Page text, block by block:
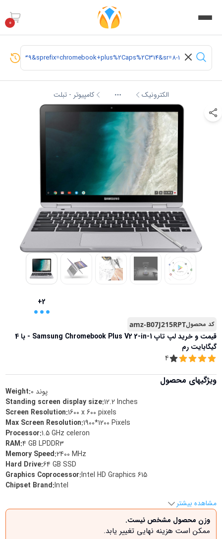
0
الکترونیک More کامپیوتر - تبلت
+2
...
کد محصولamz-B07J215RPT
قیمت و خرید
لپ تاپ Samsung Chromebook Plus V2 2-in-1 - با 4
گیگابایت رم
4
ویژگیهای محصول
Weight:0 پوند
Standing screen display size:‎12.2 Inches
Screen Resolution:‎1600 x 600 pixels
Max Screen Resolution:‎1900*1200 Pixels
Processor:‎1.5 GHz celeron
RAM:‎4 GB LPDDR3
Memory Speed:‎2400 MHz
Hard Drive:‎64 GB SSD
Graphics Coprocessor:‎Intel HD Graphics 615
Chipset Brand:‎Intel
مشاهده بیشتر
وزن محصول مشخص نیست.
ممکن است هزینه نهایی تغییر یابد.